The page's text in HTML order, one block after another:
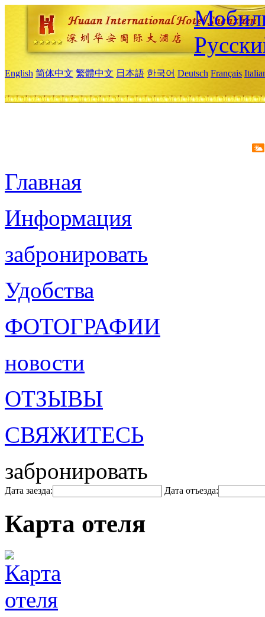
English 简体中文 繁體中文 日本語 한국어 Deutsch Français
Главная
Информация
забронировать
Удобства
ФОТОГРАФИИ
новости
ОТЗЫВЫ
СВЯЖИТЕСЬ
забронировать
Дата заезда: Дата отъезда:
Карта отеля